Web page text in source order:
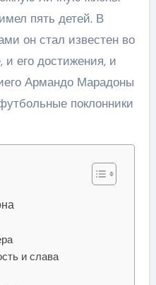
пять детей. В
он стал известен во
его достижения, и
Армандо Марадоны
поклонники
и слава